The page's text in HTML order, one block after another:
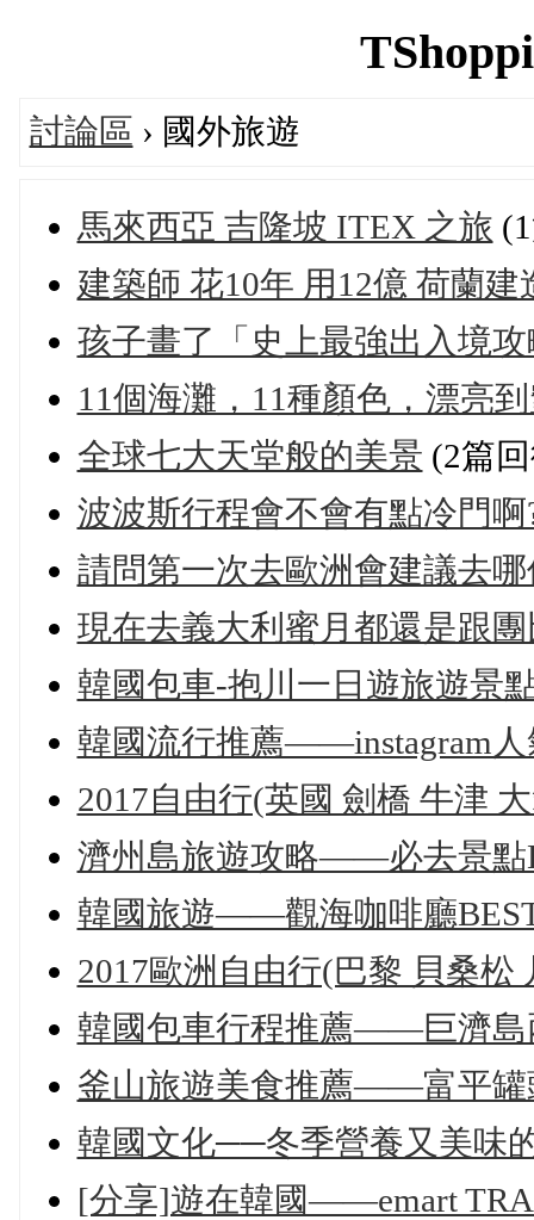
討論區 › 國外旅遊
馬來西亞 吉隆坡 ITEX 之旅
建築師 花10年 用12億 荷蘭
孩子畫了「史上最強出入境
11個海灘，11種顏色，漂亮
全球七大天堂般的美景 (2篇
波波斯行程會不會有點冷門啊
請問第一次去歐洲會建議去
現在去義大利蜜月都還是跟團
韓國包車-抱川一日遊旅遊景
韓國流行推薦——instagram人
2017自由行(英國 劍橋 牛津
濟州島旅遊攻略——必去景點
韓國旅遊——觀海咖啡廳
2017歐洲自由行(巴黎 貝桑
韓國包車行程推薦——巨濟島
釜山旅遊美食推薦——富平罐
韓國文化──冬季營養又美味
[分享]遊在韓國——emart